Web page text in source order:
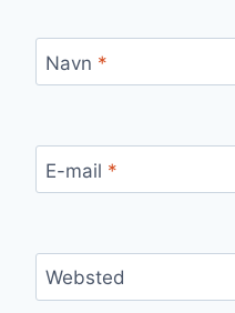
Navn *
E-mail *
Websted